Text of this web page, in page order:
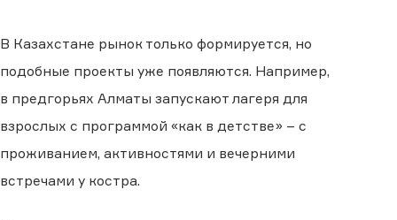
В Казахстане рынок только формируется, но
подобные проекты уже появляются. Например,
в предгорьях Алматы запускают лагеря для
взрослых с программой «как в детстве» – с
проживанием, активностями и вечерними
встречами у костра.